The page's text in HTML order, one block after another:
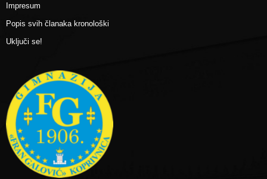
Impresum
Popis svih članaka kronološki
Uključi se!